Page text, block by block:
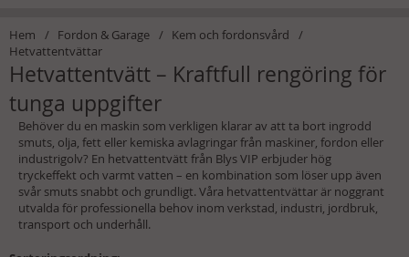
Hem Fordon & Garage
Kem och fordonsvård
Hetvattentvättar
Hetvattentvätt – Kraftfull rengöring för
tunga uppgifter
Behöver du en maskin som verkligen klarar av att ta bort ingrodd
smuts, olja, fett eller kemiska avlagringar från maskiner, fordon eller
industrigolv? En hetvattentvätt från Blys VIP erbjuder hög
tryckeffekt och varmt vatten – en kombination som löser upp även
svår smuts snabbt och grundligt. Våra hetvattentvättar är noggrant
utvalda för professionella behov inom verkstad, industri, jordbruk,
transport och underhåll.